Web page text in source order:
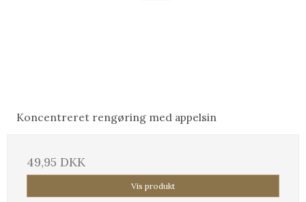
Koncentreret rengøring med appelsin
49,95 DKK
Vis produkt